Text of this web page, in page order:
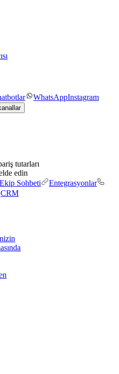
WhatsAppInstagram
tutarları
edin
Sohbeti
Entegrasyonlar
CRM